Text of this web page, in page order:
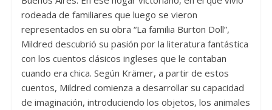
rodeada de familiares que luego se vieron
representados en su obra “La familia Burton Doll”,
Mildred descubrió su pasión por la literatura fantástica
con los cuentos clásicos ingleses que le contaban
cuando era chica. Según Krämer, a partir de estos
cuentos, Mildred comienza a desarrollar su capacidad
de imaginación, introduciendo los objetos, los animales